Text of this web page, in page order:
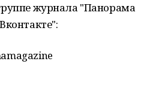
журнала "Панорама